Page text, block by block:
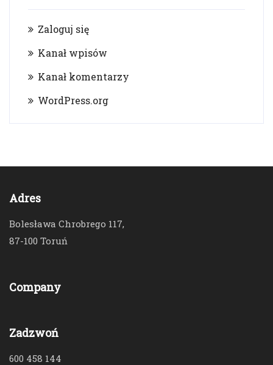
Zaloguj się
Kanał wpisów
Kanał komentarzy
WordPress.org
Adres
Bolesława Chrobrego 117,
87-100 Toruń
Company
Zadzwoń
600 458 144